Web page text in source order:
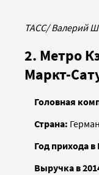
ТАСС/ Валерий
2. Метро
Маркт-
Головная
Страна:
Год прихода
Выручка в